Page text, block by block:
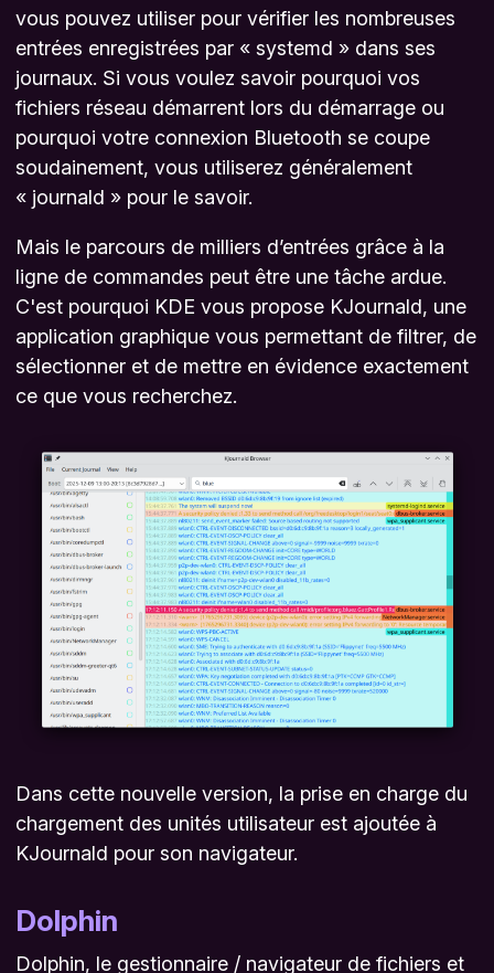
vous pouvez utiliser pour vérifier les nombreuses
entrées enregistrées par « systemd » dans ses
journaux. Si vous voulez savoir pourquoi vos
fichiers réseau démarrent lors du démarrage ou
pourquoi votre connexion Bluetooth se coupe
soudainement, vous utiliserez généralement
« journald » pour le savoir.
Mais le parcours de milliers d’entrées grâce à la
ligne de commandes peut être une tâche ardue.
C'est pourquoi KDE vous propose KJournald, une
application graphique vous permettant de filtrer, de
sélectionner et de mettre en évidence exactement
ce que vous recherchez.
Dans cette nouvelle version, la prise en charge du
chargement des unités utilisateur est ajoutée à
KJournald pour son navigateur.
Dolphin
Dolphin, le gestionnaire / navigateur de fichiers et